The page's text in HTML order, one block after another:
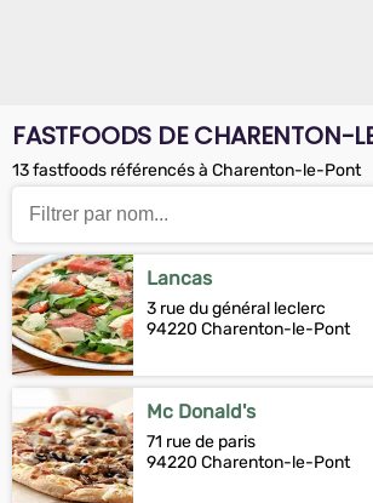
FASTFOODS DE CHARENTON-
13 fastfoods référencés à Charenton-le-Pont
Lancas
3 rue du général leclerc
94220 Charenton-le-Pont
Mc Donald's
71 rue de paris
94220 Charenton-le-Pont